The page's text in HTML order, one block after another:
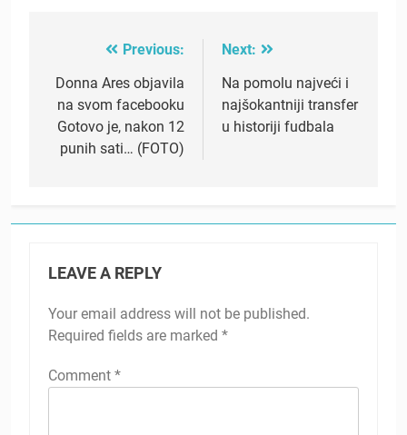
navigation
Previous:
Donna Ares objavila
na svom facebooku
Gotovo je, nakon 12
punih sati… (FOTO)
Next:
Na pomolu najveći i
najšokantniji transfer
u historiji fudbala
LEAVE A REPLY
Your email address will not be published.
Required fields are marked *
Comment *